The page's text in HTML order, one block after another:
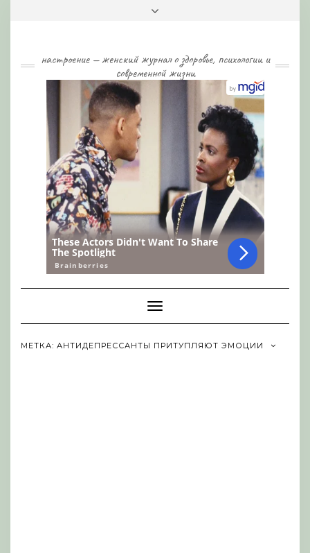
настроение — женский журнал о здоровье, психологии и
современной жизни
Toggle
Navigation
МЕТКА: АНТИДЕПРЕССАНТЫ ПРИТУПЛЯЮТ ЭМОЦИИ